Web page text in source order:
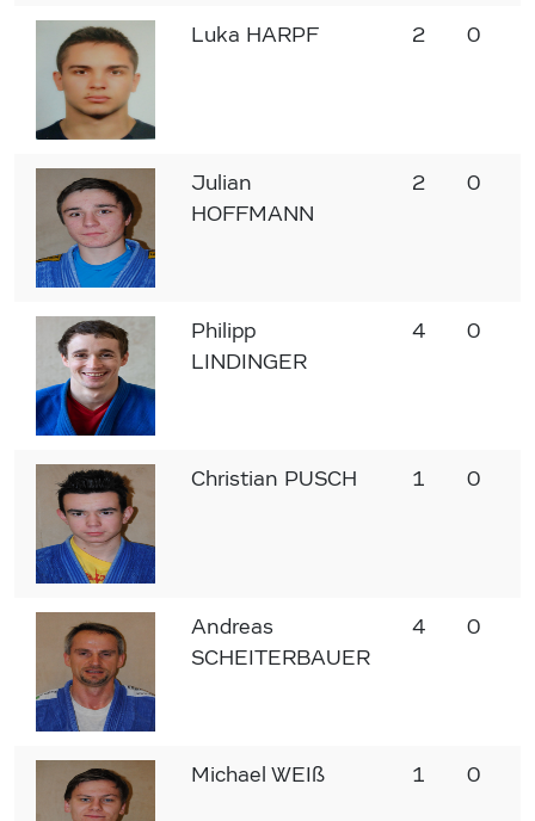
Luka HARPF 2 0
Julian
HOFFMANN
2 0
Philipp
LINDINGER
4 0
Christian PUSCH 1 0
Andreas
SCHEITERBAUER
4 0
Michael WEIß 1 0